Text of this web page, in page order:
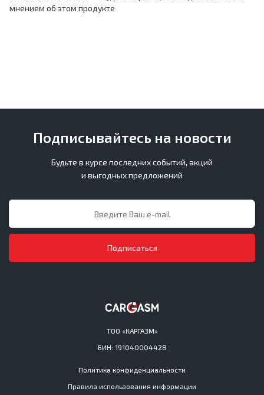
мнением об этом продукте
ТОО «КАРГАЗМ»
БИН: 191040004428
Политика конфиденциальности
Правила использования информации
Подписывайтесь на новости
Будьте в курсе последних событий, акций
и выгодных предложений
Подписаться